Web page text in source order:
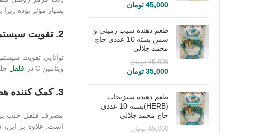
45,000 تومان
طعم دهنده سیب زمینی و
سس بسته 10 عددی حاج
محمد جلالی
45,000 تومان
35,000 تومان
طعم دهنده سبزیجات
(HERB)بسته 10 عددی
حاج محمد جلالی
45,000 تومان
بسیار مؤثر بوده
2. تقویت سیستم ایمنی بدن؛
ویتامین C در
فلفل
3. کمک کننده هضم غذا؛
مصرف فلفل حلب
است. علاوه بر